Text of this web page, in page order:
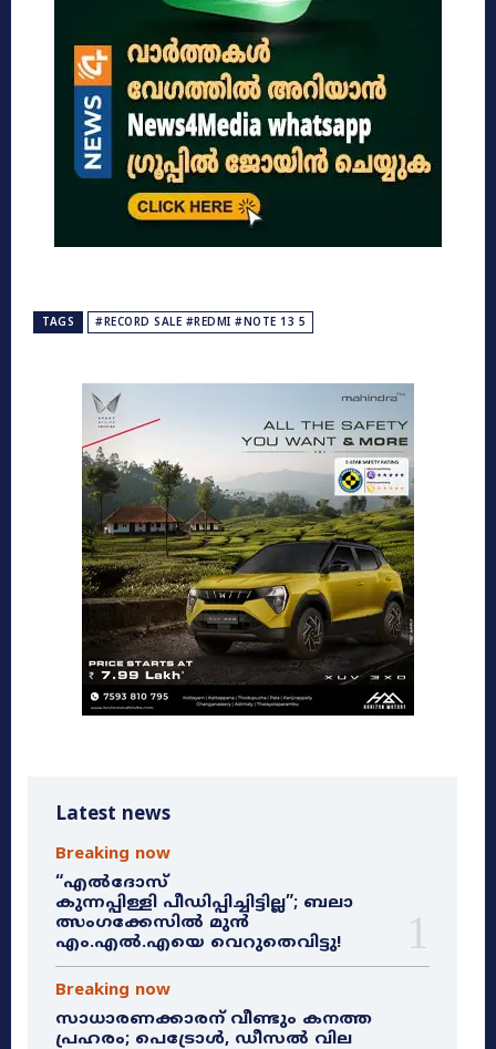
TAGS #RECORD SALE #REDMI #NOTE 13 5
Latest news
Breaking now
“എൽദോസ്
കുന്നപ്പിള്ളി പീഡിപ്പിച്ചിട്ടില്ല”; ബലാ
ത്സംഗക്കേസിൽ മുൻ
എം.എൽ.എയെ വെറുതെവിട്ടു!
Breaking now
സാധാരണക്കാരന് വീണ്ടും കനത്ത
പ്രഹരം; പെട്രോൾ, ഡീസൽ വില